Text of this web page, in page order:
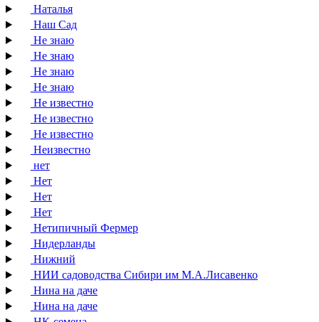
Наталья
Наш Сад
Не знаю
Не знаю
Не знаю
Не знаю
Не известно
Не известно
Не известно
Неизвестно
нет
Нет
Нет
Нет
Нетипичный Фермер
Нидерланды
Нижний
НИИ садоводства Сибири им М.А.Лисавенко
Нина на даче
Нина на даче